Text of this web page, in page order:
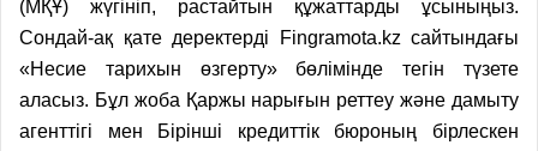
(МҚҰ) жүгініп, растайтын құжаттарды ұсыныңыз.
Сондай-ақ қате деректерді Fingramota.kz сайтындағы
«Несие тарихын өзгерту» бөлімінде тегін түзете
аласыз. Бұл жоба Қаржы нарығын реттеу және дамыту
агенттігі мен Бірінші кредиттік бюроның бірлескен